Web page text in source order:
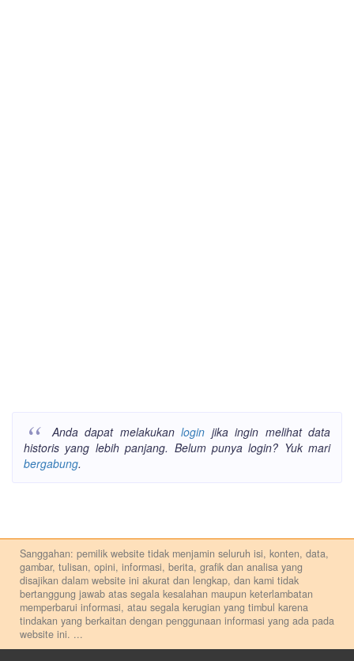
Anda dapat melakukanlogin jika ingin melihat data
historis yang lebih panjang. Belum punya login? Yuk mari
bergabung.
Sanggahan: pemilik website tidak menjamin seluruh isi, konten, data,
gambar, tulisan, opini, informasi, berita, grafik dan analisa yang
disajikan dalam website ini akurat dan lengkap, dan kami tidak
bertanggung jawab atas segala kesalahan maupun keterlambatan
memperbarui informasi, atau segala kerugian yang timbul karena
tindakan yang berkaitan dengan penggunaan informasi yang ada pada
website ini. ...